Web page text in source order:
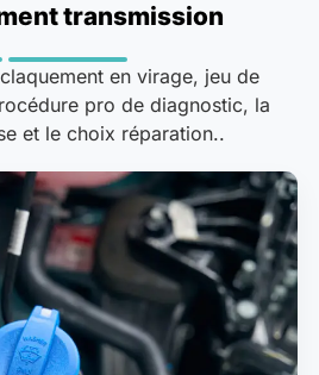
transmission
en virage, jeu de
pro de diagnostic, la
et le choix réparation..